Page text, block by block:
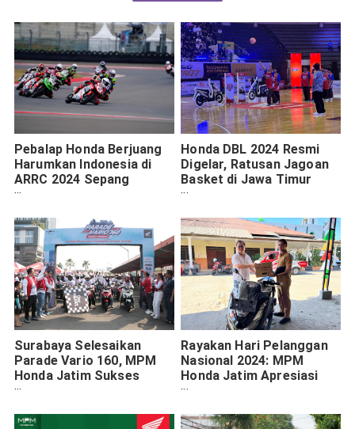
Pebalap Honda Berjuang
Harumkan Indonesia di
ARRC 2024 Sepang
Malaysia
Honda DBL 2024 Resmi
Digelar, Ratusan Jagoan
Basket di Jawa Timur
Siap Bertarung
Surabaya Selesaikan
Parade Vario 160, MPM
Honda Jatim Sukses
Menggelar di 11 Kota
Rayakan Hari Pelanggan
Nasional 2024: MPM
Honda Jatim Apresiasi
Konsumen Setia